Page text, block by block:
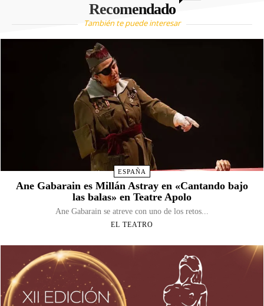
Recomendado
También te puede interesar
ESPAÑA
Ane Gabarain es Millán Astray en «Cantando bajo
las balas» en Teatre Apolo
Ane Gabarain se atreve con uno de los retos...
EL TEATRO